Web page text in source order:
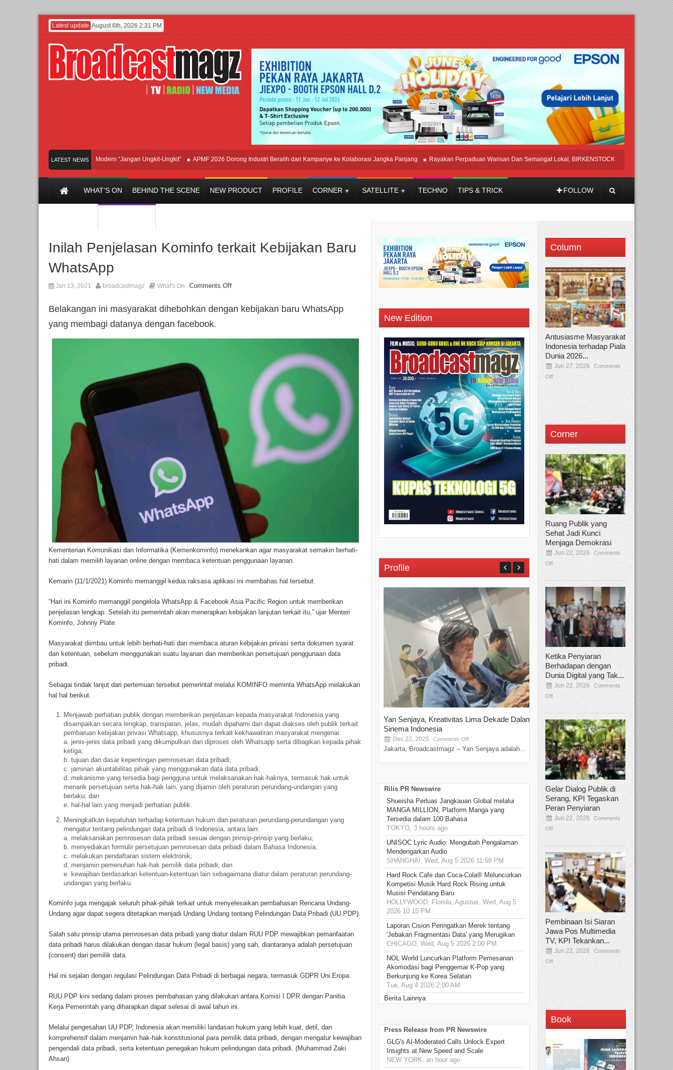
Latest update August 6th, 2026 2:31 PM
LATEST NEWS
Afan Hadirkan Hipdut Modern “Jangan Ungkit-Ungkit” APMF 2026 Dorong Industri Beralih dari Kampanye ke Kolaborasi Jangka Panjang Rayakan Perpaduan Warisan Dan Semangat Lokal, BIRKENSTOCK INDONESIA Membuka
WHAT’S ON BEHIND THE SCENE NEW PRODUCT PROFILE CORNER SATELLITE TECHNO TIPS & TRICK FOLLOW
Inilah Penjelasan Kominfo terkait Kebijakan Baru
WhatsApp
Jan 13, 2021 broadcastmagz What's On Comments Off
Belakangan ini masyarakat dihebohkan dengan kebijakan baru WhatsApp
yang membagi datanya dengan facebook.
Kementerian Komunikasi dan Informatika (Kemenkominfo) menekankan agar masyarakat semakin berhati-
hati dalam memilih layanan online dengan membaca ketentuan penggunaan layanan.
Kemarin (11/1/2021) Kominfo memanggil kedua raksasa aplikasi ini membahas hal tersebut.
“Hari ini Kominfo memanggil pengelola WhatsApp & Facebook Asia Pacific Region untuk memberikan
penjelasan lengkap. Setelah itu pemerintah akan menerapkan kebijakan lanjutan terkait itu,” ujar Menteri
Kominfo, Johnny Plate.
Masyarakat diimbau untuk lebih berhati-hati dan membaca aturan kebijakan privasi serta dokumen syarat
dan ketentuan, sebelum menggunakan suatu layanan dan memberikan persetujuan penggunaan data
pribadi.
Sebagai tindak lanjut dari pertemuan tersebut pemerintaf melalui KOMINFO meminta WhatsApp melakukan
hal hal berikut.
Menjawab perhatian publik dengan memberikan penjelasan kepada masyarakat Indonesia yang
disampaikan secara lengkap, transparan, jelas, mudah dipahami dan dapat diakses oleh publik terkait
pembaruan kebijakan privasi Whatsapp, khususnya terkait kekhawatiran masyarakat mengenai:
a. jenis-jenis data pribadi yang dikumpulkan dan diproses oleh Whatsapp serta dibagikan kepada pihak
ketiga;
b. tujuan dan dasar kepentingan pemrosesan data pribadi;
c. jaminan akuntabilitas pihak yang menggunakan data data pribadi;
d. mekanisme yang tersedia bagi pengguna untuk melaksanakan hak-haknya, termasuk hak untuk
menarik persetujuan serta hak-hak lain, yang dijamin oleh peraturan perundang-undangan yang
berlaku; dan
e. hal-hal lain yang menjadi perhatian publik.
Meningkatkan kepatuhan terhadap ketentuan hukum dan peraturan perundang-perundangan yang
mengatur tentang pelindungan data pribadi di Indonesia, antara lain:
a. melaksanakan pemrosesan data pribadi sesuai dengan prinsip-prinsip yang berlaku;
b. menyediakan formulir persetujuan pemrosesan data pribadi dalam Bahasa Indonesia;
c. melakukan pendaftaran sistem elektronik;
d. menjamin pemenuhan hak-hak pemilik data pribadi; dan
e. kewajiban berdasarkan ketentuan-ketentuan lain sebagaimana diatur dalam peraturan perundang-
undangan yang berlaku.
Kominfo juga mengajak seluruh pihak-pihak terkait untuk menyelesaikan pembahasan Rencana Undang-
Undang agar dapat segera ditetapkan menjadi Undang Undang tentang Pelindungan Data Pribadi (UU PDP).
Salah satu prinsip utama pemrosesan data pribadi yang diatur dalam RUU PDP mewajibkan pemanfaatan
data pribadi harus dilakukan dengan dasar hukum (legal basis) yang sah, diantaranya adalah persetujuan
(consent) dari pemilik data.
Hal ini sejalan dengan regulasi Pelindungan Data Pribadi di berbagai negara, termasuk GDPR Uni Eropa.
RUU PDP kini sedang dalam proses pembahasan yang dilakukan antara Komisi I DPR dengan Panitia
Kerja Pemerintah yang diharapkan dapat selesai di awal tahun ini.
Melalui pengesahan UU PDP, Indonesia akan memiliki landasan hukum yang lebih kuat, detil, dan
komprehensif dalam menjamin hak-hak konstitusional para pemilik data pribadi, dengan mengatur kewajiban
pengendali data pribadi, serta ketentuan penegakan hukum pelindungan data pribadi. (Muhammad Zaki
Ahsan)
New Edition
Profile
Yan Senjaya, Kreativitas Lima Dekade Dalam
Sinema Indonesia
Dec 22, 2025 Comments Off
Jakarta, Broadcastmagz – Yan Senjaya adalah...
Tamee Irelly Menjadi Juri Open
Film Terbaru...
Sep 08, 2025 Comments Off
Bekasi, Broadcastmagz – Dalam upaya
talenta...
Rilis PR Newswire
Shueisha Perluas Jangkauan Global melalui
MANGA MILLION, Platform Manga yang
Tersedia dalam 100 Bahasa
TOKYO, 3 hours ago
UNISOC Lyric Audio: Mengubah Pengalaman
Mendengarkan Audio
SHANGHAI, Wed, Aug 5 2026 11:58 PM
Hard Rock Cafe dan Coca-Cola® Meluncurkan
Kompetisi Musik Hard Rock Rising untuk
Musisi Pendatang Baru
HOLLYWOOD, Florida, Agustus, Wed, Aug 5
2026 10:15 PM
Laporan Cision Peringatkan Merek tentang
'Jebakan Fragmentasi Data' yang Merugikan
CHICAGO, Wed, Aug 5 2026 2:00 PM
NOL World Luncurkan Platform Pemesanan
Akomodasi bagi Penggemar K-Pop yang
Berkunjung ke Korea Selatan
Tue, Aug 4 2026 2:00 AM
Berita Lainnya
Press Release from PR Newswire
GLG's AI-Moderated Calls Unlock Expert
Insights at New Speed and Scale
NEW YORK, an hour ago
Column
Antusiasme Masyarakat
Indonesia terhadap Piala
Dunia 2026...
Jun 27, 2026
Comments
Off
Corner
Ruang Publik yang
Sehat Jadi Kunci
Menjaga Demokrasi
Jun 22, 2026
Comments
Off
Ketika Penyiaran
Berhadapan dengan
Dunia Digital yang Tak...
Jun 22, 2026
Comments
Off
Gelar Dialog Publik di
Serang, KPI Tegaskan
Peran Penyiaran
Jun 22, 2026
Comments
Off
Pembinaan Isi Siaran
Jawa Pos Multimedia
TV, KPI Tekankan...
Jun 22, 2026
Comments
Off
Book